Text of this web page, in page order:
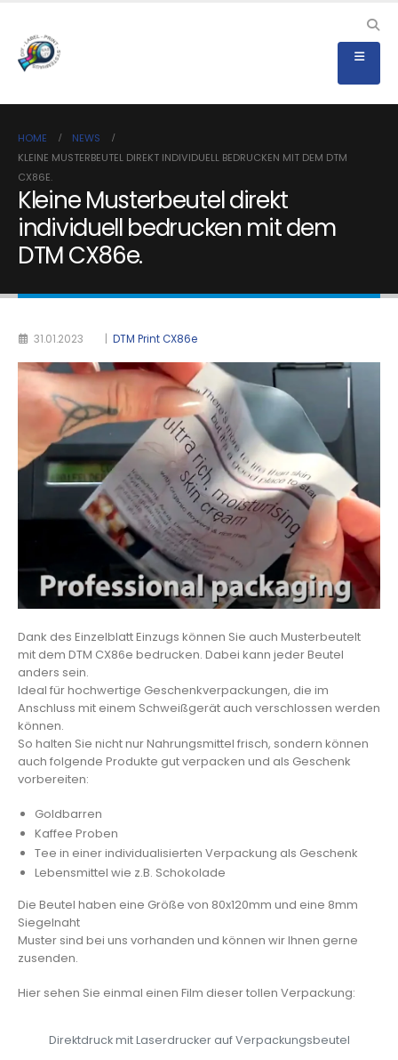
HOME
NEWS
KLEINE MUSTERBEUTEL DIREKT INDIVIDUELL BEDRUCKEN MIT DEM DTM
CX86E.
Kleine Musterbeutel direkt
individuell bedrucken mit dem
DTM CX86e.
31.01.2023 DTM Print CX86e
Dank des Einzelblatt Einzugs können Sie auch Musterbeutelt
mit dem DTM CX86e bedrucken. Dabei kann jeder Beutel
anders sein.
Ideal für hochwertige Geschenkverpackungen, die im
Anschluss mit einem Schweißgerät auch verschlossen werden
können.
So halten Sie nicht nur Nahrungsmittel frisch, sondern können
auch folgende Produkte gut verpacken und als Geschenk
vorbereiten:
Goldbarren
Kaffee Proben
Tee in einer individualisierten Verpackung als Geschenk
Lebensmittel wie z.B. Schokolade
Die Beutel haben eine Größe von 80x120mm und eine 8mm
Siegelnaht
Muster sind bei uns vorhanden und können wir Ihnen gerne
zusenden.
Hier sehen Sie einmal einen Film dieser tollen Verpackung:
Direktdruck mit Laserdrucker auf Verpackungsbeutel